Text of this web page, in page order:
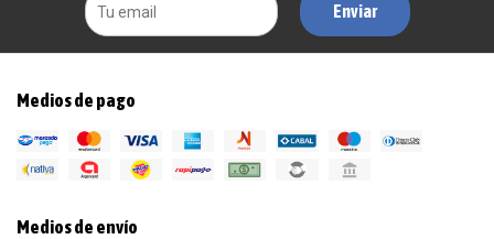
Enviar
Medios de pago
Medios de envío